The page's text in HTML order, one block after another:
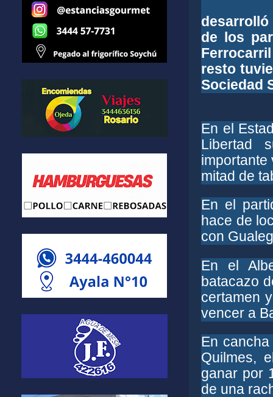
de los
resto
Sociedad
En el
Libertad
importante
mitad de
En el
hace de
con
En el
batacazo
certamen
vencer a
En
Quilmes,
ganar por
de una